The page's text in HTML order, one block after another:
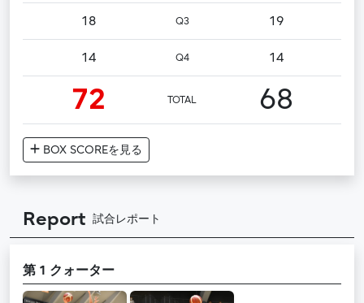
18 Q3 19
14 Q4 14
72 TOTAL 68
BOX SCOREを見る
Report 試合レポート
第 1 クォーター